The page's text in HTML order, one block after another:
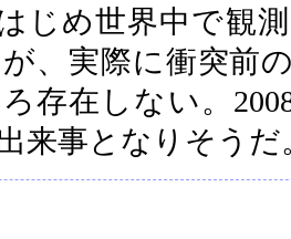
じめ世界中で観
、実際に衝突前
存在しない。
来事となりそうだ